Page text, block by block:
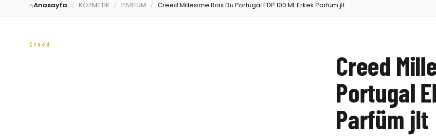
Anasayfa KOZMETİK PARFÜM Creed Millesime Bois Du Portugal EDP 100 ML Erkek Parfüm jlt
Creed
Creed
Portugal
Parfüm jlt